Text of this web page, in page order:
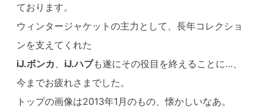
ております。
ウィンタージャケットの主力として、長年コレクショ
ンを支えてくれた
iJ.ボンカ
iJ.ハブも遂にその役目を終えることに…、
今までお疲れさまでした。
トップの画像は2013年1月のもの、懐かしいなあ。